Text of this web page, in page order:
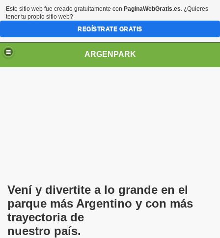
ARGENPARK
Vení y divertite a lo grande en el
parque más Argentino y con más
trayectoria de
nuestro país.
Este sitio web fue creado gratuitamente con PaginaWebGratis.es. ¿Quieres
tener tu propio sitio web?
REGÍSTRATE GRATIS